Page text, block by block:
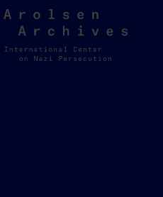
Arolsen
Archives